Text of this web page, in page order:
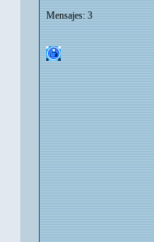
Mensajes: 3